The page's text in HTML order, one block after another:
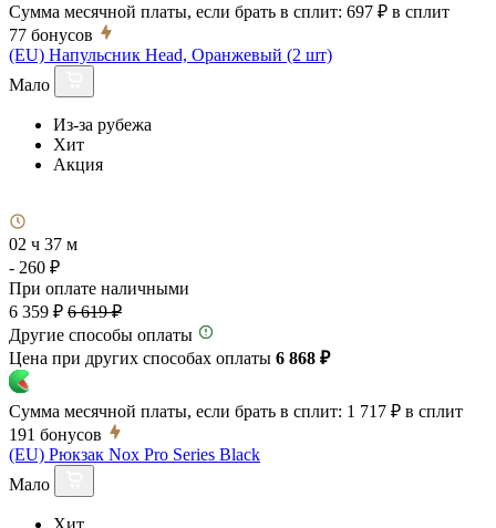
Сумма месячной платы, если брать в сплит: 697 ₽ в сплит
77 бонусов
(EU) Напульсник Head, Оранжевый (2 шт)
Мало
Из-за рубежа
Хит
Акция
02 ч 37 м
- 260 ₽
При оплате наличными
6 359 ₽ 6 619 ₽
Другие способы оплаты
Цена при других способах оплаты 6 868 ₽
Сумма месячной платы, если брать в сплит: 1 717 ₽ в сплит
191 бонусов
(EU) Рюкзак Nox Pro Series Black
Мало
Хит